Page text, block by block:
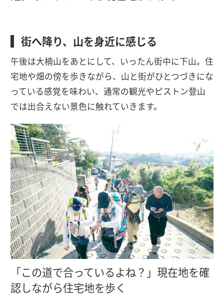
街へ降り、山を身近に感じる
午後は大楠山をあとにして、いったん街中に下山。住
宅地や畑の傍を歩きながら、山と街がひとつづきにな
っている感覚を味わい、通常の観光やピストン登山
では出合えない景色に触れていきます。
「この道で合っているよね？」現在地を確
認しながら住宅地を歩く